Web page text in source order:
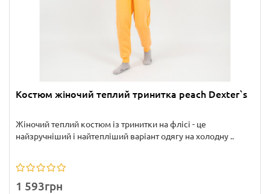
Костюм жіночий теплий тринитка peach Dexter`s
Жіночий теплий костюм із тринитки на флісі - це
найзручніший і найтепліший варіант одягу на холодну ..
1 593грн